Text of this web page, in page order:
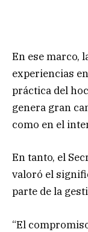
En ese marco,
experiencias
práctica del
genera gran
como en el
En tanto, el
valoró el
parte de la
“El